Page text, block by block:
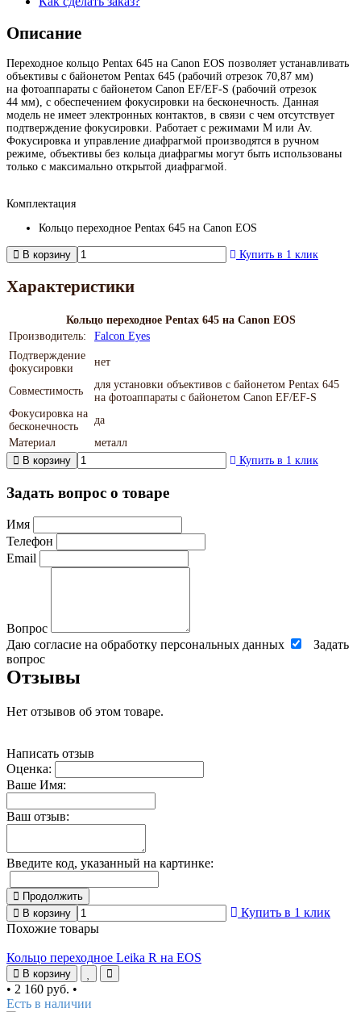
Описание
Переходное кольцо Pentax 645 на Canon EOS позволяет устанавливать
объективы с байонетом Pentax 645 (рабочий отрезок 70,87 мм)
на фотоаппараты с байонетом Canon EF/EF-S (рабочий отрезок
44 мм), с обеспечением фокусировки на бесконечность. Данная
модель не имеет электронных контактов, в связи с чем отсутствует
подтверждение фокусировки. Работает с режимами М или Av.
Фокусировка и управление диафрагмой производятся в ручном
режиме, объективы без кольца диафрагмы могут быть использованы
только с максимально открытой диафрагмой.
Комплектация
Кольцо переходное Pentax 645 на Canon EOS
В корзину Купить в 1 клик
Характеристики
Кольцо переходное Pentax 645 на Canon EOS
Производитель:
Falcon Eyes
Подтверждение
фокусировки
нет
Совместимость
для установки объективов с байонетом Pentax 645
на фотоаппараты с байонетом Canon EF/EF-S
Фокусировка на
бесконечность
да
Материал
металл
В корзину
Купить в 1 клик
Задать вопрос о товаре
Имя
Телефон
Email
Вопрос
Даю согласие на обработку персональных данных
Задать
вопрос
Отзывы
Нет отзывов об этом товаре.
Написать отзыв
Оценка:
Ваше Имя:
Ваш отзыв:
Введите код, указанный на картинке:
Продолжить
В корзину
Купить в 1 клик
Похожие товары
Кольцо переходное Leika R на EOS
В корзину
• 2 160 руб. •
Есть в наличии